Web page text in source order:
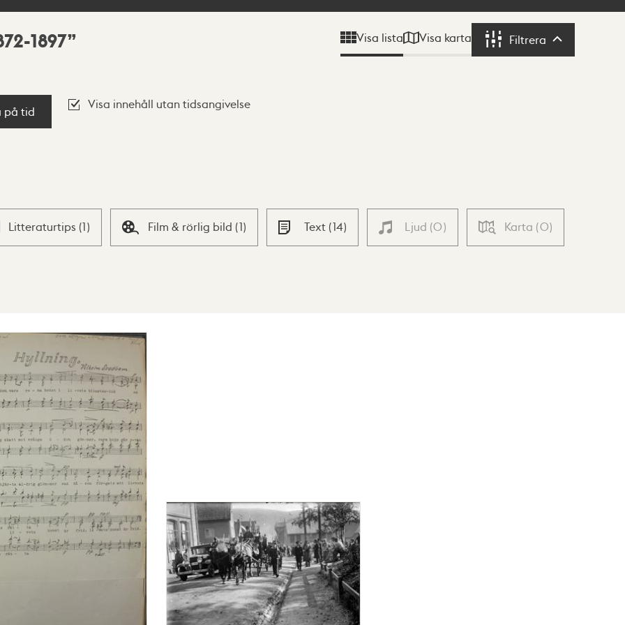
1897 Visa lista Visa karta Filtrera Filtrera
på tid
Visa innehåll utan tidsangivelse
Litteraturtips (1) Film & rörlig bild (1) Text (14) Ljud (0) Karta (0)